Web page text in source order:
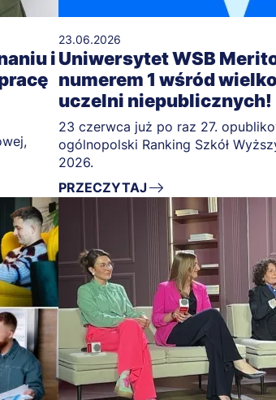
i
23.06.2026
Uniwersytet WSB
numerem 1 wśród
uczelni niepublicznych!
23 czerwca już po raz 27.
ogólnopolski Ranking Szkół
2026.
PRZECZYTAJ